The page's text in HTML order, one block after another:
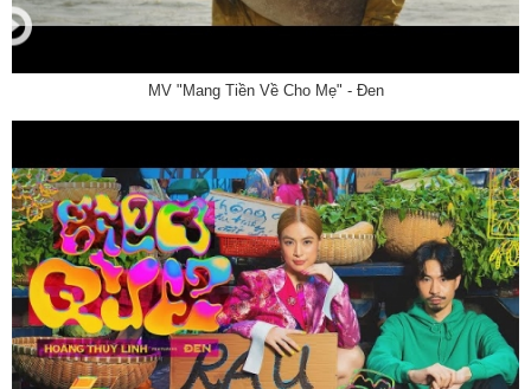
MV "Mang Tiền Về Cho Mẹ" - Đen